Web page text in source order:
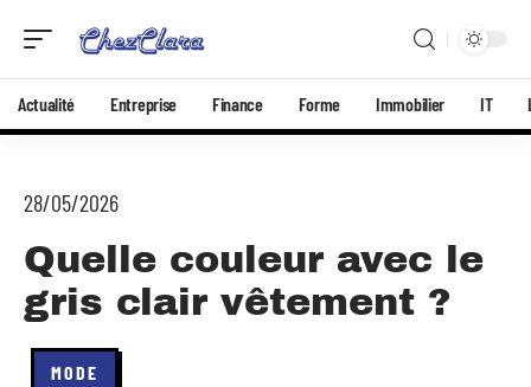
Actualité Entreprise Finance Forme Immobilier IT
28/05/2026
Quelle couleur avec le
gris clair vêtement ?
MODE